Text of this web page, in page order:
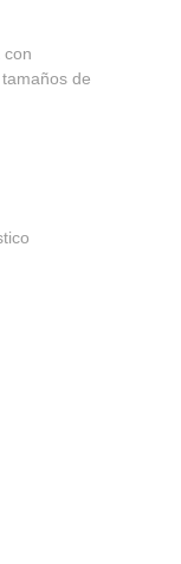
con
de